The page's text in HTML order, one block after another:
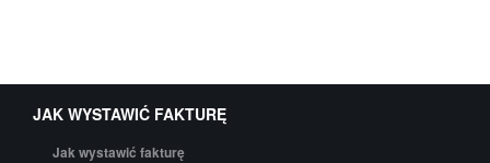
JAK WYSTAWIĆ FAKTURĘ
Jak wystawić fakturę